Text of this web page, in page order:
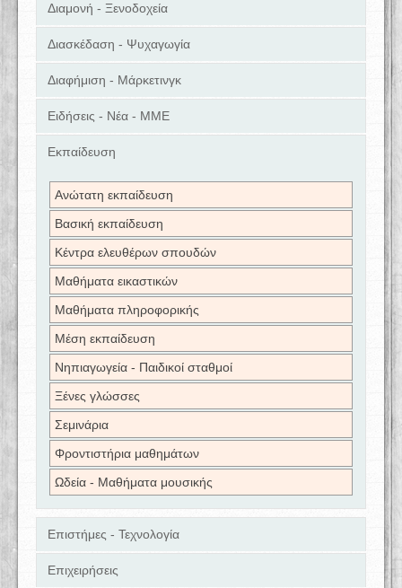
Διαμονή - Ξενοδοχεία
Διασκέδαση - Ψυχαγωγία
Διαφήμιση - Μάρκετινγκ
Ειδήσεις - Νέα - ΜΜΕ
Εκπαίδευση
Ανώτατη εκπαίδευση
Βασική εκπαίδευση
Κέντρα ελευθέρων σπουδών
Μαθήματα εικαστικών
Μαθήματα πληροφορικής
Μέση εκπαίδευση
Νηπιαγωγεία - Παιδικοί σταθμοί
Ξένες γλώσσες
Σεμινάρια
Φροντιστήρια μαθημάτων
Ωδεία - Μαθήματα μουσικής
Επιστήμες - Τεχνολογία
Επιχειρήσεις